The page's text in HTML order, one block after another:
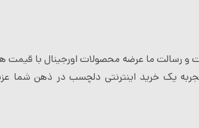
رسالت ما عرضه محصولات اورجینال با قیمت
یک خرید اینترنتی دلچسب در ذهن شما